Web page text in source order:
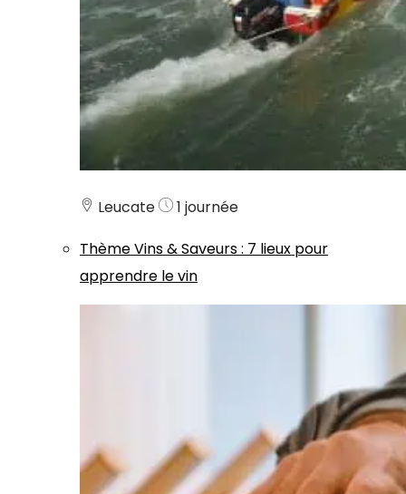
Leucate
1 journée
ThèmeVins & Saveurs: 7 lieux pour
apprendre le vin